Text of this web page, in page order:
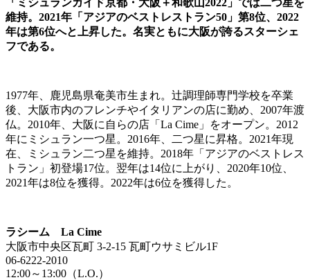
維持。2021年「アジアのベストレストラン50」第8位、2022
年は第6位へと上昇した。名実ともに大阪が誇るスターシェ
フである。
1977年、鹿児島県奄美市生まれ。辻調理師専門学校を卒業
後、大阪市内のフレンチやイタリアンの店に勤め、2007年渡
仏。2010年、大阪に自らの店「La Cime」をオープン。2012
年にミシュラン一つ星。2016年、二つ星に昇格。2021年現
在、ミシュラン二つ星を維持。2018年「アジアのベストレス
トラン」初登場17位。翌年は14位に上がり、2020年10位、
2021年は8位を獲得。2022年は6位を獲得した。
ラシーム La Cime
大阪市中央区瓦町 3-2-15 瓦町ウサミビル1F
06-6222-2010
12:00～13:00（L.O.）